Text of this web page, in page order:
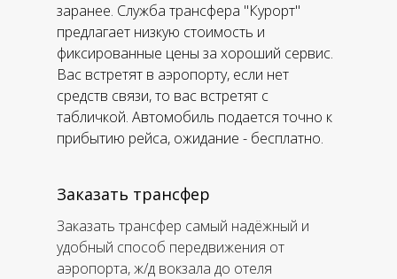
Заказать трансфер самый надёжный и
удобный способ передвижения от
аэропорта, ж/д вокзала до отеля
Заказать трансфер
заранее. Служба трансфера "Курорт"
предлагает низкую стоимость и
фиксированные цены за хороший сервис.
Вас встретят в аэропорту, если нет
средств связи, то вас встретят с
табличкой. Автомобиль подается точно к
прибытию рейса, ожидание - бесплатно.